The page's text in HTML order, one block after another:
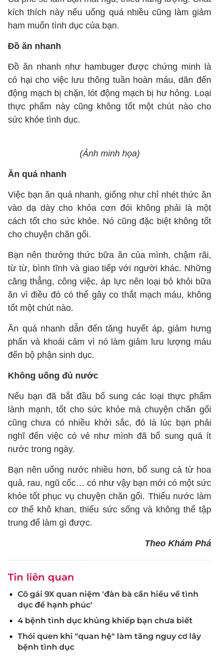
kích thích này nếu uống quá nhiều cũng làm giảm
ham muốn tình dục của bạn.
Đồ ăn nhanh
Đồ ăn nhanh như hambuger được chứng minh là
có hại cho việc lưu thông tuần hoàn máu, dãn đến
động mạch bị chặn, lót động mạch bị hư hỏng. Loại
thực phẩm này cũng không tốt một chút nào cho
sức khỏe tình dục.
(Ảnh minh họa)
Ăn quá nhanh
Việc bạn ăn quá nhanh, giống như chỉ nhét thức ăn
vào dạ dày cho khỏa cơn đói không phải là một
cách tốt cho sức khỏe. Nó cũng đặc biệt không tốt
cho chuyện chăn gối.
Bạn nên thưởng thức bữa ăn của mình, chậm rãi,
từ từ, bình tĩnh và giao tiếp với người khác. Những
căng thẳng, công việc, áp lực nên loại bỏ khỏi bữa
ăn vì điều đó có thể gây co thắt mạch máu, không
tốt một chút nào.
Ăn quá nhanh dẫn đến tăng huyết áp, giảm hưng
phấn và khoái cảm vì nó làm giảm lưu lượng máu
đến bộ phận sinh dục.
Không uống đủ nước
Nếu bạn đã bắt đầu bổ sung các loại thực phẩm
lành mạnh, tốt cho sức khỏe mà chuyện chăn gối
cũng chưa có nhiều khởi sắc, đó là lúc bạn phải
nghĩ đến việc có vẻ như mình đã bổ sung quá ít
nước trong ngày.
Bạn nên uống nước nhiều hơn, bổ sung cả từ hoa
quả, rau, ngũ cốc… có như vậy bạn mới có một sức
khỏe tốt phục vụ chuyện chăn gối. Thiếu nước làm
cơ thể khô khan, thiếu sức sống và không thể tập
trung để làm gì được.
Theo Khám Phá
Tin liên quan
Cô gái 9X quan niệm 'đàn bà cần hiểu về tình
dục để hạnh phúc'
4 bệnh tình dục khủng khiếp bạn chưa biết
Thói quen khi "quan hệ" làm tăng nguy cơ lây
bệnh tình dục